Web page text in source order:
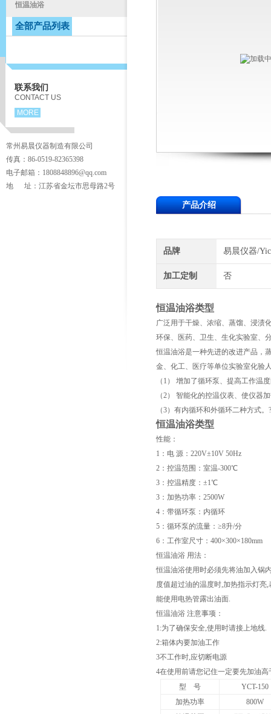
恒温油浴
全部产品列表
联系我们
CONTACT US
MORE
常州易晨仪器制造有限公司
传真：86-0519-82365398
电子邮箱：1808848896@qq.com
地 址：江苏省金坛市思母路2号
产品介绍
品牌 易晨仪器/
加工定制 否
恒温油浴类型
广泛用于干燥、浓缩、蒸馏、浸渍
环保、医药、卫生、生化实验室、
恒温油浴是一种先进的改进产品，
金、化工、医疗等单位实验室化验
（1） 增加了循环泵、提高工作温
（2） 智能化的控温仪表、使仪器
（3）有内循环和外循环二种方式。?
恒温油浴类型
性能：
1：电 源：220V±10V 50Hz
2：控温范围：室温-300℃
3：控温精度：±1℃
3：加热功率：2500W
4：带循环泵：内循环
5：循环泵的流量：≥8升/分
6：工作室尺寸：400×300×180mm
恒温油浴 用法：
恒温油浴使用时必须先将油加入锅
度值超过油的温度时,加热指示灯亮
能使用电热管露出油面.
恒温油浴 注意事项：
1:为了确保安全,使用时请接上地线.
2:箱体内要加油工作
3不工作时,应切断电源
4在使用前请您记住一定要先加油
型 号
YCT-150
加热功率
800W